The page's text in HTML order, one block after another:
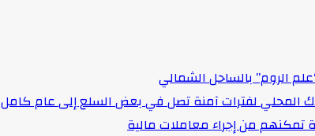
الروم” بالساحل الشمالي
المحلي لفترات آمنة تصل في بعض السلع إلى عام كامل